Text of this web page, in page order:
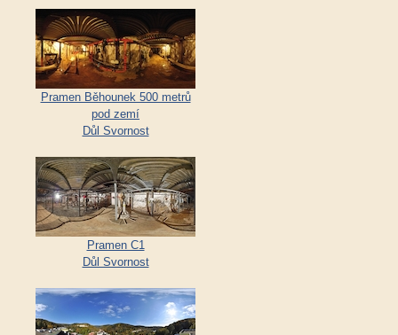
Pramen Běhounek 500 metrů
pod zemí
Důl Svornost
Pramen C1
Důl Svornost